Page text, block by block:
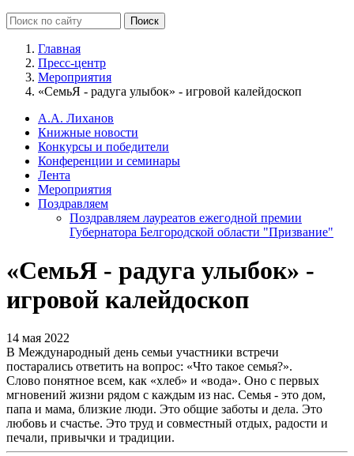
Главная
Пресс-центр
Мероприятия
«СемьЯ - радуга улыбок» - игровой калейдоскоп
А.А. Лиханов
Книжные новости
Конкурсы и победители
Конференции и семинары
Лента
Мероприятия
Поздравляем
Поздравляем лауреатов ежегодной премии
Губернатора Белгородской области "Призвание"
«СемьЯ - радуга улыбок» -
игровой калейдоскоп
14 мая 2022
В Международный день семьи участники встречи
постарались ответить на вопрос: «Что такое семья?».
Слово понятное всем, как «хлеб» и «вода». Оно с первых
мгновений жизни рядом с каждым из нас. Семья - это дом,
папа и мама, близкие люди. Это общие заботы и дела. Это
любовь и счастье. Это труд и совместный отдых, радости и
печали, привычки и традиции.